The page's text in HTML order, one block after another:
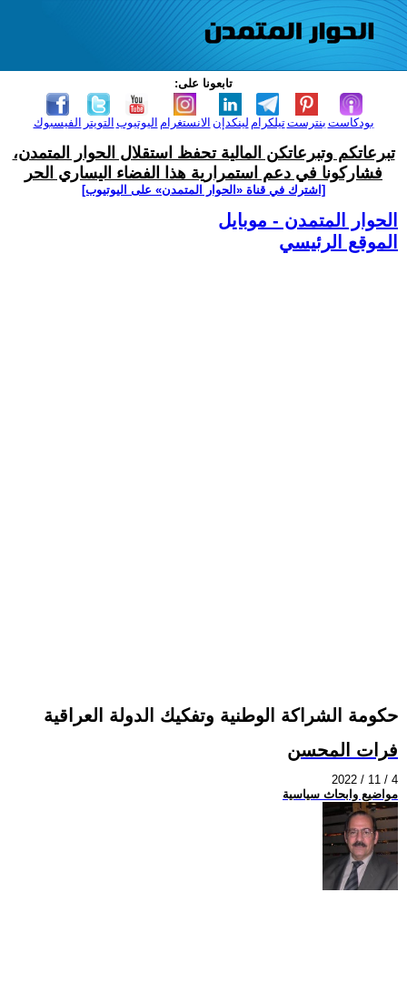
تابعونا على:
الفيسبوك التويتر اليوتيوب الانستغرام لينكدإن تيلكرامبنترست بودكاست
تبرعاتكم وتبرعاتكن المالية تحفظ استقلال الحوار المتمدن،
فشاركونا في دعم استمرارية هذا الفضاء اليساري الحر
[اشترك في قناة ‫«الحوار المتمدن» على اليوتيوب]
الحوار المتمدن - موبايل
الموقع الرئيسي
حكومة الشراكة الوطنية وتفكيك الدولة العراقية
فرات المحسن
2022 / 11 / 4
مواضيع وابحاث سياسية